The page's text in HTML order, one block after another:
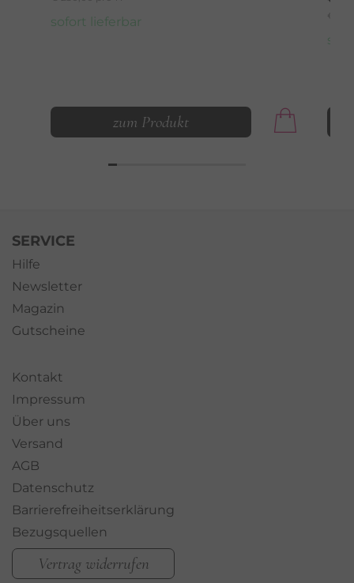
sofort lieferbar
zum Produkt
€
SERVICE
Hilfe
Newsletter
Magazin
Gutscheine
Kontakt
Impressum
Über uns
Versand
AGB
Datenschutz
Barrierefreiheitserklärung
Bezugsquellen
Vertrag widerrufen